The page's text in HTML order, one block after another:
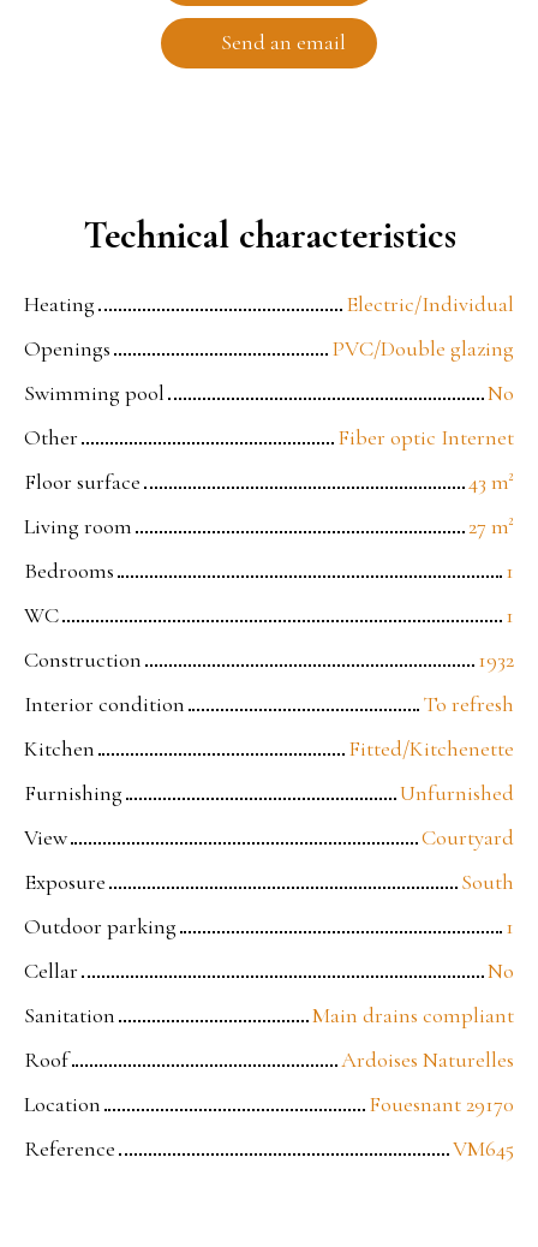
Send an email
Technical characteristics
Heating
Electric/Individual
Openings
PVC/Double glazing
Swimming pool
No
Other
Fiber optic Internet
Floor surface
43 m²
Living room
27 m²
Bedrooms
1
WC
1
Construction
1932
Interior condition
To refresh
Kitchen
Fitted/Kitchenette
Furnishing
Unfurnished
View
Courtyard
Exposure
South
Outdoor parking
1
Cellar
No
Sanitation
Main drains compliant
Roof
Ardoises Naturelles
Location
Fouesnant 29170
Reference
VM645